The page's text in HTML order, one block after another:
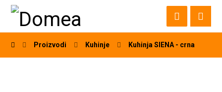
Proizvodi Kuhinje Kuhinja SIENA - crna